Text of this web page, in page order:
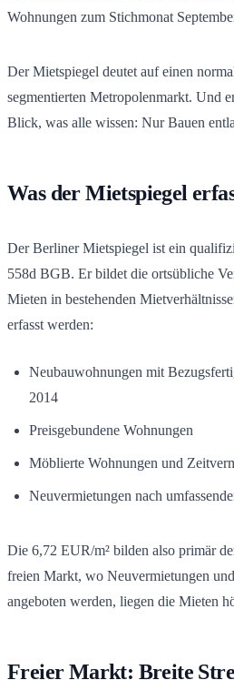
Wohnungen zum Stichmonat
Der Mietspiegel deutet auf einen
segmentierten Metropolenmarkt. Und
Blick, was alle wissen: Nur Bauen
Was der Mietspiegel
Der Berliner Mietspiegel ist ein
558d BGB. Er bildet die ortsübliche
Mieten in bestehenden
erfasst werden:
Neubauwohnungen mit
2014
Preisgebundene Wohnungen
Möblierte Wohnungen und
Neuvermietungen nach
Die 6,72 EUR/m² bilden also primär
freien Markt, wo Neuvermietungen
angeboten werden, liegen die Mieten
Freier Markt: Breite